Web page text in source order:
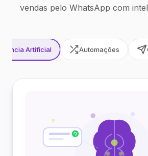
vendas pelo WhatsApp com
Artificial Automações